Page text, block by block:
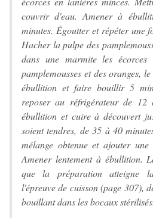
couvrir d'eau. Amener à
minutes. Égoutter et répéter une
Hacher la pulpe des
dans une marmite les écorces
pamplemousses et des oranges,
ébullition et faire bouillir 5
reposer au réfrigérateur de
ébullition et cuire à découvert
soient tendres, de 35 à 40
mélange obtenue et ajouter
Amener lentement à ébullition.
que la préparation atteigne
l'épreuve de cuisson (page 307),
bouillant dans les bocaux